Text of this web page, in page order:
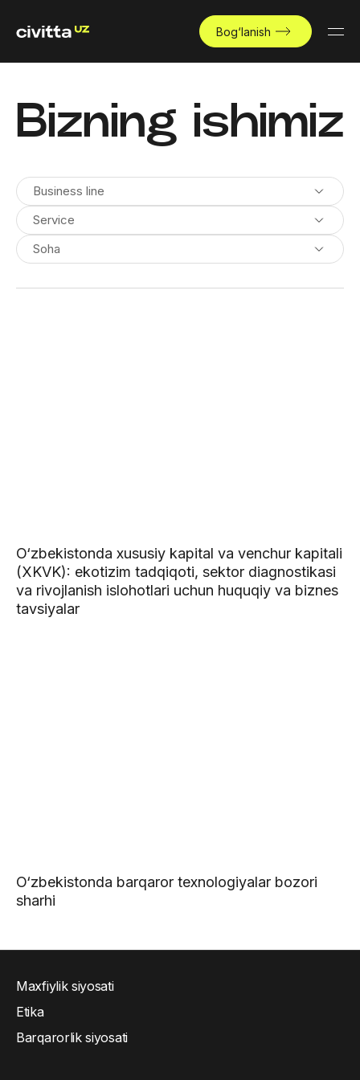
Bog‘lanish
Bizning ishimiz
Business line
Service
Soha
O‘zbekistonda xususiy kapital va venchur kapitali
(XKVK): ekotizim tadqiqoti, sektor diagnostikasi
va rivojlanish islohotlari uchun huquqiy va biznes
tavsiyalar
O‘zbekistonda barqaror texnologiyalar bozori
sharhi
Maxfiylik siyosati
Etika
Barqarorlik siyosati